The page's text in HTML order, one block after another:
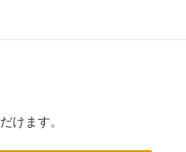
けます。